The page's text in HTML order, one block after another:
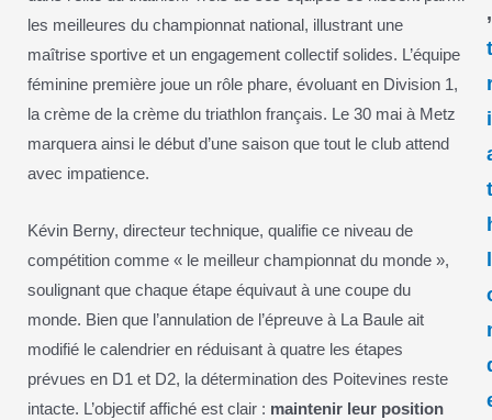
les meilleures du championnat national, illustrant une
maîtrise sportive et un engagement collectif solides. L’équipe
féminine première joue un rôle phare, évoluant en Division 1,
la crème de la crème du triathlon français. Le 30 mai à Metz
marquera ainsi le début d’une saison que tout le club attend
avec impatience.
Kévin Berny, directeur technique, qualifie ce niveau de
compétition comme « le meilleur championnat du monde »,
soulignant que chaque étape équivaut à une coupe du
monde. Bien que l’annulation de l’épreuve à La Baule ait
modifié le calendrier en réduisant à quatre les étapes
prévues en D1 et D2, la détermination des Poitevines reste
intacte. L’objectif affiché est clair : maintenir leur position
,
i
l